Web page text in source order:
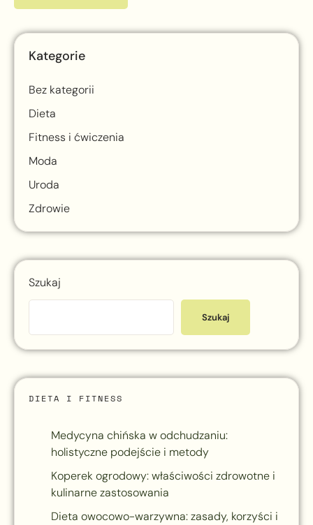
Kategorie
Bez kategorii
Dieta
Fitness i ćwiczenia
Moda
Uroda
Zdrowie
Szukaj
Szukaj
DIETA I FITNESS
Medycyna chińska w odchudzaniu:
holistyczne podejście i metody
Koperek ogrodowy: właściwości zdrowotne i
kulinarne zastosowania
Dieta owocowo-warzywna: zasady, korzyści i